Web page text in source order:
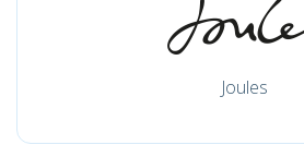
Joules